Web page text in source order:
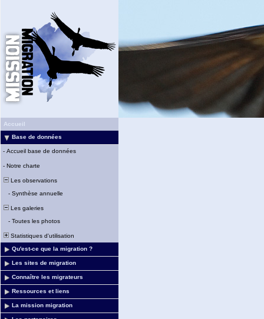
Accueil
Base de données
- Accueil base de données
- Notre charte
Les observations
- Synthèse annuelle
Les galeries
- Toutes les photos
Statistiques d'utilisation
Qu'est-ce que la migration ?
Les sites de migration
Connaître les migrateurs
Ressources et liens
La mission migration